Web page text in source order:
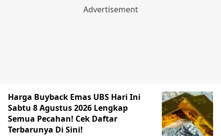
Harga Buyback Emas UBS Hari Ini
Sabtu 8 Agustus 2026 Lengkap
Semua Pecahan! Cek Daftar
Terbarunya Di Sini!